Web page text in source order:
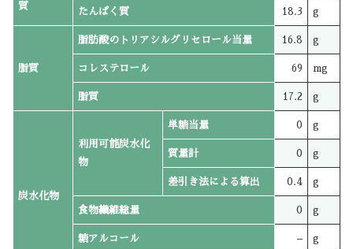
質
たんぱく質 18.3 g
脂質
脂肪酸のトリアシルグリセロール当量 16.8 g
コレステロール 69 mg
脂質 17.2 g
炭水化物
利用可能炭水化
物
単糖当量 0 g
質量計 0 g
差引き法による算出 0.4 g
食物繊維総量 0 g
糖アルコール – g